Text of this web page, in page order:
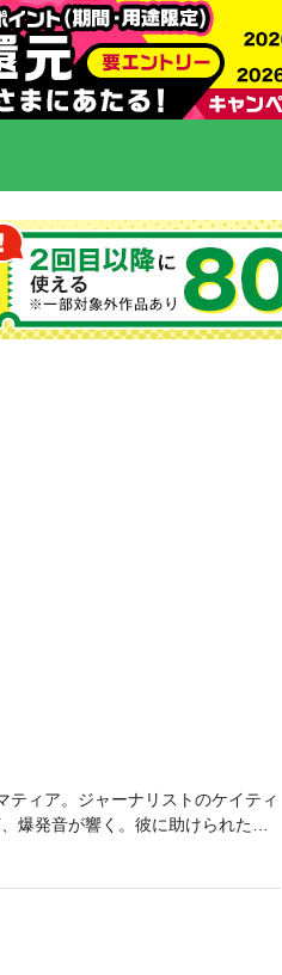
ティア。ジャーナリストのケイティ
爆発音が響く。彼に助けられたの
なんて!?